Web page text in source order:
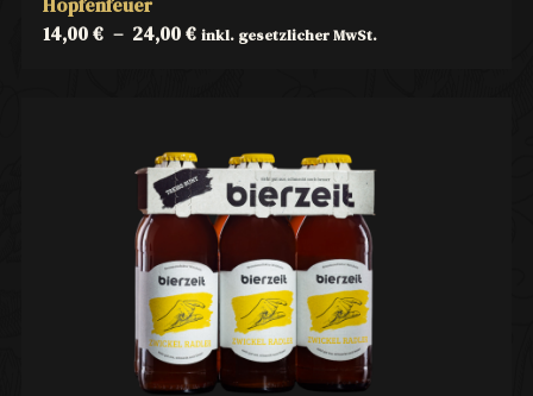
14,00€ – 24,00€ inkl. gesetzlicher MwSt.